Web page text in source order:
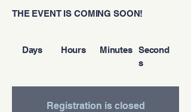
Second
s
Minutes
Hours
Days
THE EVENT IS COMING SOON!
Registration is closed